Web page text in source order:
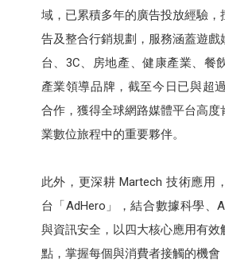
域，已累積多年的廣告投放經驗，
告及整合行銷規劃，服務涵蓋遊戲
台、3C、房地產、健康產業、餐
產業領導品牌，截至今日已與超
合作，獲得全球網路媒體平台高度
業數位旅程中的重要夥伴。
此外，更深耕 Martech 技術應用
台「AdHero」，結合數據科學、
與資訊安全，以四大核心應用有效
點，掌握每個與消費者接觸的機會